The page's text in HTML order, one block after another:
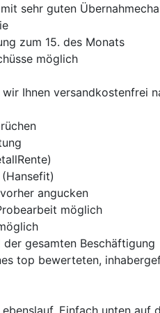
sehr guten
zum 15. des Monats
möglich
Ihnen versandkostenfrei
angucken
möglich
gesamten Beschäftigung
top bewerteten,
Einfach unten auf